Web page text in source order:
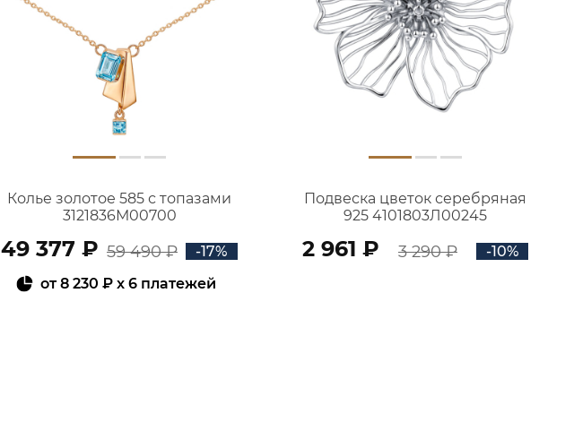
Колье золотое 585 с топазами
3121836М00700
49 377 ₽ 59 490 ₽
-17%
от8 230 ₽x 6 платежей
Подвеска цветок серебряная
925 4101803Л00245
2 961 ₽ 3 290 ₽ -10%